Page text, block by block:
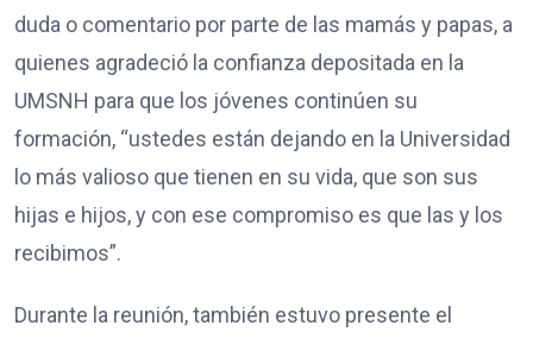
duda o comentario por parte de las mamás y papas, a
quienes agradeció la confianza depositada en la
UMSNH para que los jóvenes continúen su
formación, “ustedes están dejando en la Universidad
lo más valioso que tienen en su vida, que son sus
hijas e hijos, y con ese compromiso es que las y los
recibimos”.
Durante la reunión, también estuvo presente el